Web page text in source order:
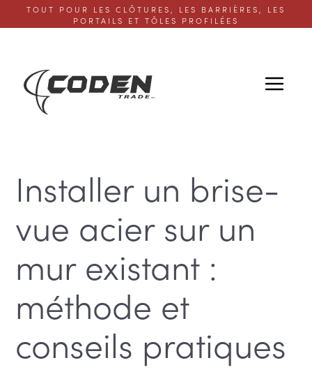
TOUT POUR LES CLÔTURES, LES BARRIÈRES, LES
PORTAILS ET TÔLES PROFILÉES
Installer un brise-
vue acier sur un
mur existant :
méthode et
conseils pratiques